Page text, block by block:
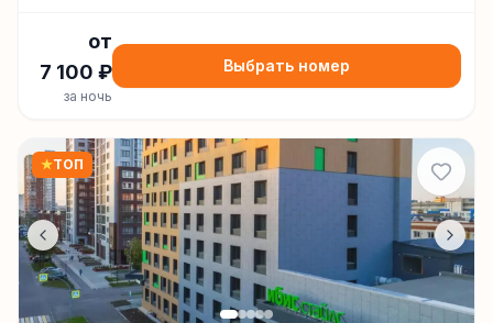
от
7 100 ₽
за ночь
Выбрать номер
★ТОП